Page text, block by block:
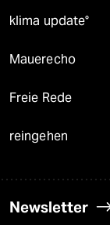
klima update°
Mauerecho
Freie Rede
reingehen
Newsletter